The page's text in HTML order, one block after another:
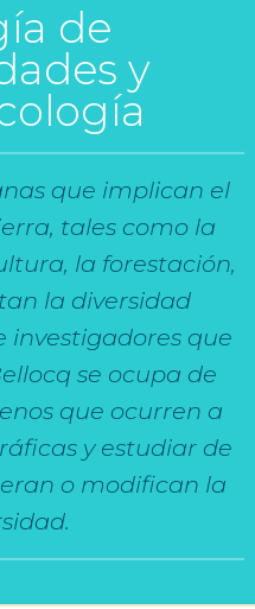
de
y
que implican el
tales como la
la forestación,
la diversidad
investigadores que
se ocupa de
que ocurren a
y estudiar de
o modifican la